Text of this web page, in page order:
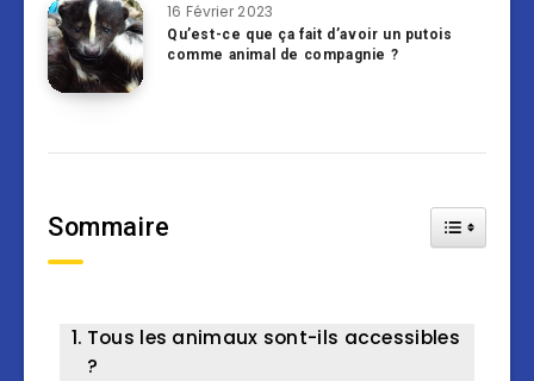
16 Février 2023
Qu’est-ce que ça fait d’avoir un putois
comme animal de compagnie ?
Sommaire Toggle
Tous les animaux sont-ils accessibles
?